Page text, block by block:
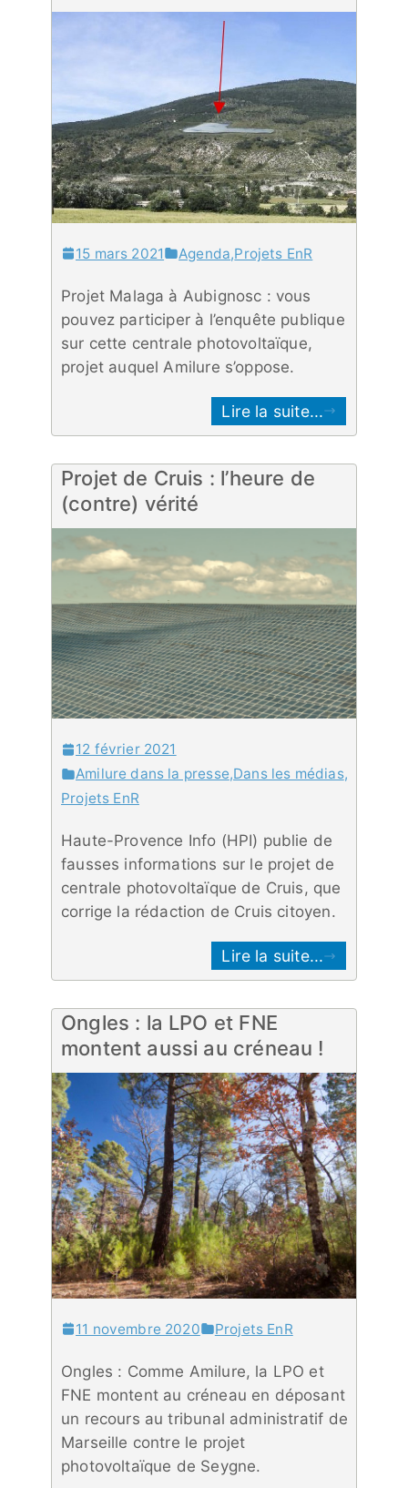
15 mars 2021 Agenda,Projets EnR
Projet Malaga à Aubignosc : vous
pouvez participer à l’enquête publique
sur cette centrale photovoltaïque,
projet auquel Amilure s’oppose.
Lire la suite...
Projet de Cruis : l’heure de
(contre) vérité
12 février 2021
Amilure dans la presse,Dans les médias,
Projets EnR
Haute-Provence Info (HPI) publie de
fausses informations sur le projet de
centrale photovoltaïque de Cruis, que
corrige la rédaction de Cruis citoyen.
Lire la suite...
Ongles : la LPO et FNE
montent aussi au créneau !
11 novembre 2020 Projets EnR
Ongles : Comme Amilure, la LPO et
FNE montent au créneau en déposant
un recours au tribunal administratif de
Marseille contre le projet
photovoltaïque de Seygne.